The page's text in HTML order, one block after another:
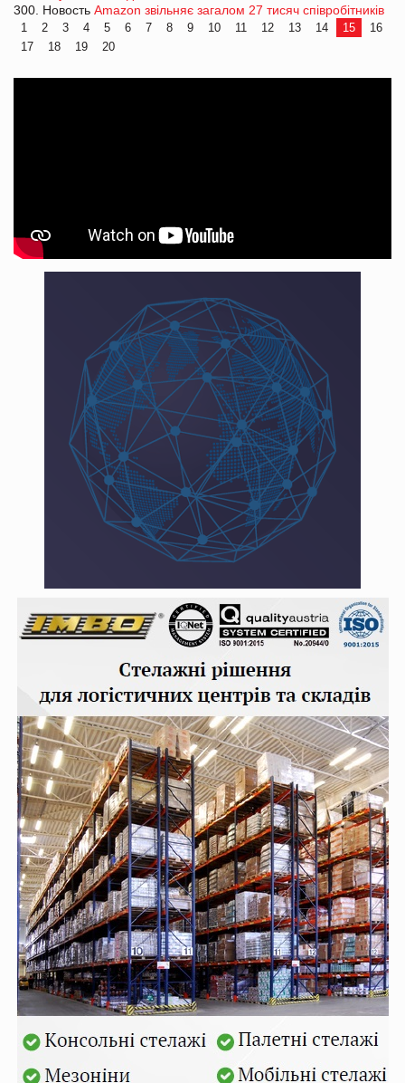
300. Новость Amazon звільняє загалом 27 тисяч співробітників
1 2 3 4 5 6 7 8 9 10 11 12 13 14 15
16
17
18 19 20